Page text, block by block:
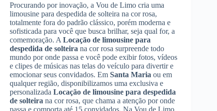
Procurando por inovação, a Vou de Limo cria uma
limousine para despedida de solteira na cor rosa,
totalmente fora do padrão clássico, porém moderna e
sofisticada para você que busca brilhar, seja qual for, a
comemoração. A Locação de limousine para
despedida de solteira na cor rosa surpreende todo
mundo por onde passa e você pode exibir fotos, vídeos
e clipes de músicas nas telas do veículo para divertir e
emocionar seus convidados. Em Santa Maria ou em
qualquer região, disponibilizamos uma exclusiva e
personalizada Locação de limousine para despedida
de solteira na cor rosa, que chama a atenção por onde
passa e comporta até 15 convidados. Na Vou de Limo